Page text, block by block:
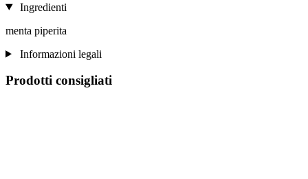
Ingredienti
menta piperita
Informazioni legali
Prodotti consigliati